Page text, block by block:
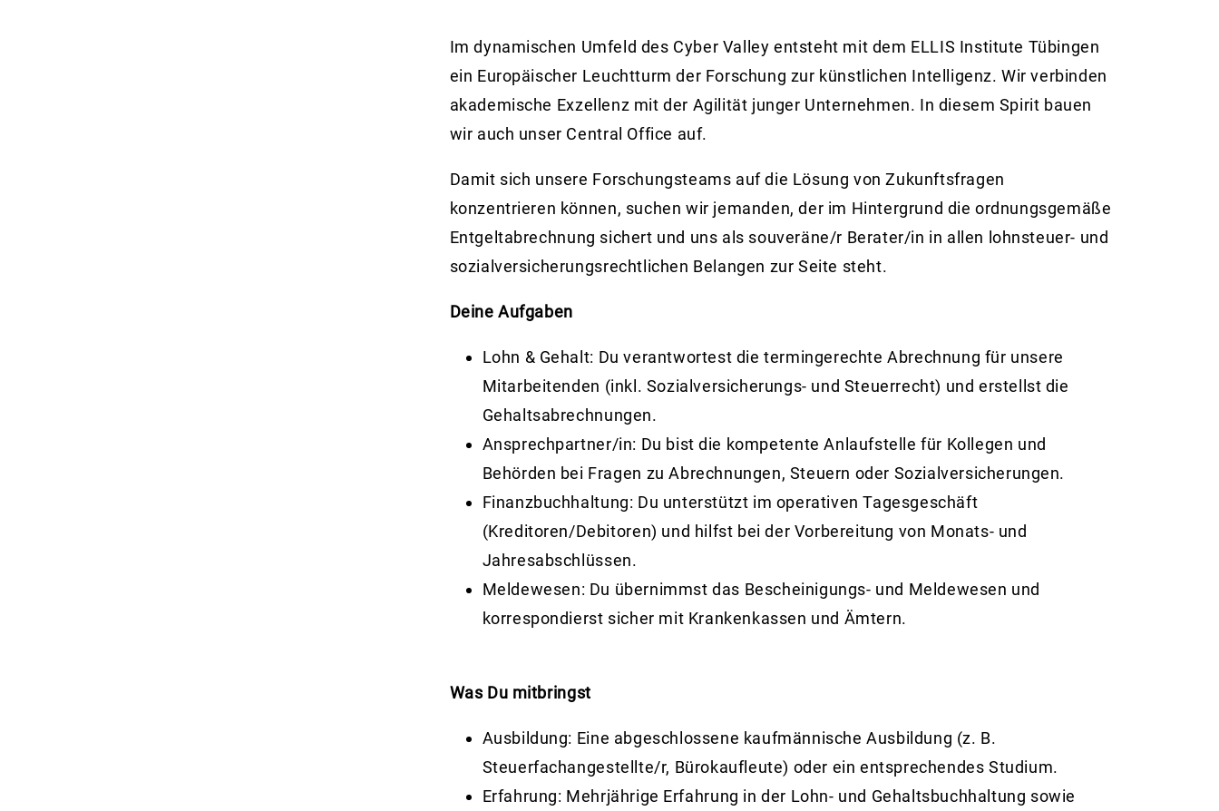
Im dynamischen Umfeld des Cyber Valley entsteht mit dem ELLIS Institute Tübingen
ein Europäischer Leuchtturm der Forschung zur künstlichen Intelligenz. Wir verbinden
akademische Exzellenz mit der Agilität junger Unternehmen. In diesem Spirit bauen
wir auch unser Central Office auf.
Damit sich unsere Forschungsteams auf die Lösung von Zukunftsfragen
konzentrieren können, suchen wir jemanden, der im Hintergrund die ordnungsgemäße
Entgeltabrechnung sichert und uns als souveräne/r Berater/in in allen lohnsteuer- und
sozialversicherungsrechtlichen Belangen zur Seite steht.
Deine Aufgaben
Lohn & Gehalt: Du verantwortest die termingerechte Abrechnung für unsere
Mitarbeitenden (inkl. Sozialversicherungs- und Steuerrecht) und erstellst die
Gehaltsabrechnungen.
Ansprechpartner/in: Du bist die kompetente Anlaufstelle für Kollegen und
Behörden bei Fragen zu Abrechnungen, Steuern oder Sozialversicherungen.
Finanzbuchhaltung: Du unterstützt im operativen Tagesgeschäft
(Kreditoren/Debitoren) und hilfst bei der Vorbereitung von Monats- und
Jahresabschlüssen.
Meldewesen: Du übernimmst das Bescheinigungs- und Meldewesen und
korrespondierst sicher mit Krankenkassen und Ämtern.
Was Du mitbringst
Ausbildung: Eine abgeschlossene kaufmännische Ausbildung (z. B.
Steuerfachangestellte/r, Bürokaufleute) oder ein entsprechendes Studium.
Erfahrung: Mehrjährige Erfahrung in der Lohn- und Gehaltsbuchhaltung sowie